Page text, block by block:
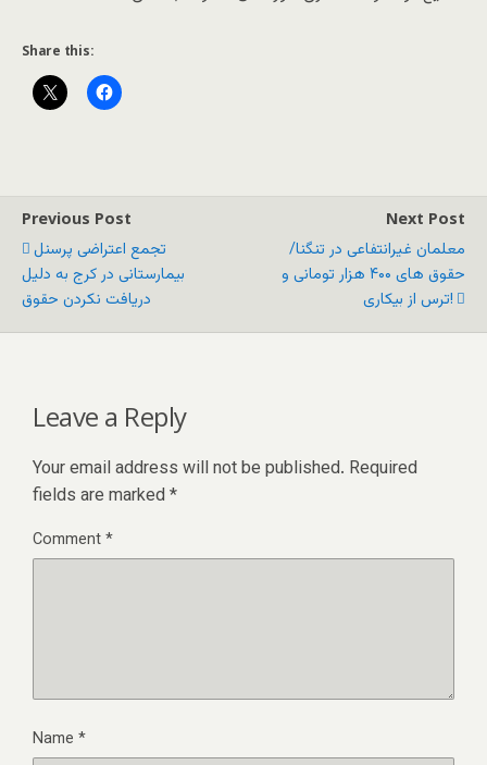
Share this:
Previous Post
تجمع اعتراضی پرسنل
بیمارستانی در کرج به دلیل
دریافت نکردن حقوق
Next Post
معلمان غیرانتفاعی در تنگنا/
حقوق های ۴۰۰ هزار تومانی و
ترس از بیکاری!
Leave a Reply
Your email address will not be published. Required
fields are marked *
Comment*
Name *